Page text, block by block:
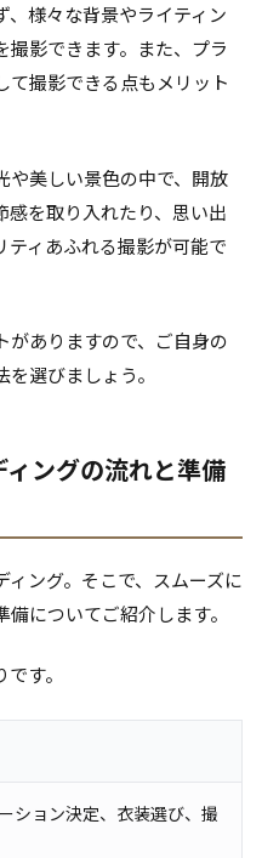
、様々な背景やライティン
撮影できます。また、プラ
て撮影できる点もメリット
や美しい景色の中で、開放
を取り入れたり、思い出
ティあふれる撮影が可能で
がありますので、ご自身の
選びましょう。
ングの流れと準備
ング。そこで、スムーズに
についてご紹介します。
す。
ション決定、衣装選び、撮